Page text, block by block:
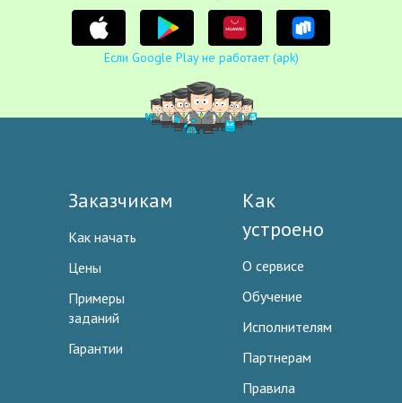
Если Google Play не работает (apk)
Заказчикам
Как начать
Цены
Примеры
заданий
Гарантии
Как
устроено
О сервисе
Обучение
Исполнителям
Партнерам
Правила